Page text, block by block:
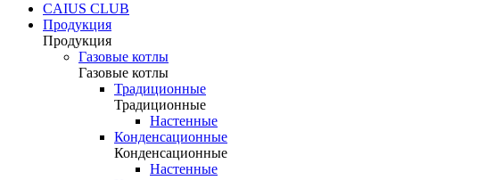
CAIUS CLUB
Продукция
Продукция
Газовые котлы
Газовые котлы
Традиционные
Традиционные
Настенные
Конденсационные
Конденсационные
Настенные